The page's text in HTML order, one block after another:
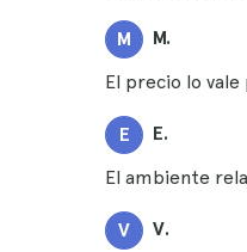
M M.
El precio lo
E E.
El ambiente
V V.